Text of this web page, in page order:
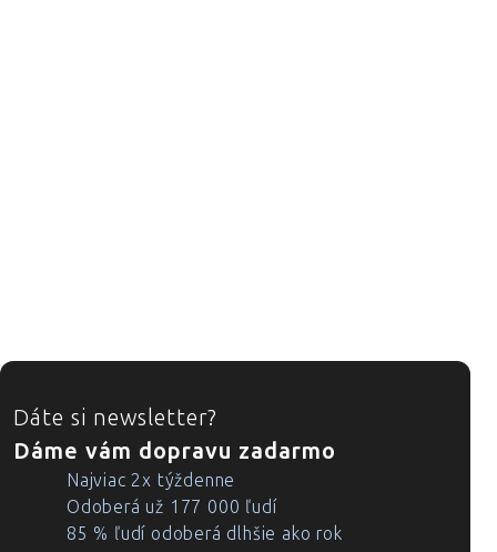
ZÁPÄTIE
Dáte si newsletter?
Dáme vám dopravu zadarmo
Najviac 2x týždenne
Odoberá už 177 000 ľudí
85 % ľudí odoberá dlhšie ako rok